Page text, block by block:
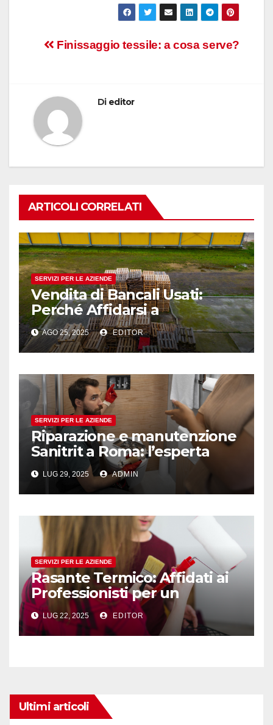
Navigazione
Finissaggio tessile: a cosa serve?
Di editor
ARTICOLI CORRELATI
SERVIZI PER LE AZIENDE
Vendita di Bancali Usati:
Perché Affidarsi a
Professionisti del Settore
AGO 25, 2025 EDITOR
SERVIZI PER LE AZIENDE
Riparazione e manutenzione
Sanitrit a Roma: l’esperta
assistenza di D’Alessio
Idraulico
LUG 29, 2025 ADMIN
SERVIZI PER LE AZIENDE
Rasante Termico: Affidati ai
Professionisti per un
Isolamento Efficace
LUG 22, 2025 EDITOR
Ultimi articoli